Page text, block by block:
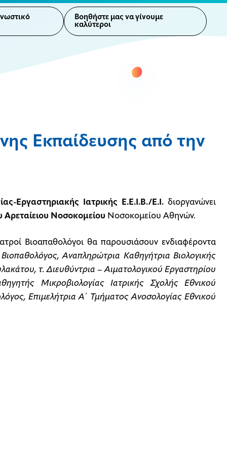
Βοηθήστε μας να γίνουμε
καλύτεροι
Εκπαίδευσης από την
Εργαστηριακής Ιατρικής Ε.Ε.Ι.Β./Ε.Ι. διοργανώνει
Αρεταίειου Νοσοκομείου Νοσοκομείου Αθηνών.
Βιοαπαθολόγοι θα παρουσιάσουν ενδιαφέροντα
Αναπληρώτρια Καθηγήτρια Βιολογικής
τ. Διευθύντρια – Αιματολογικού Εργαστηρίου
Μικροβιολογίας Ιατρικής Σχολής Εθνικού
Επιμελήτρια Α΄ Τμήματος Ανοσολογίας Εθνικού